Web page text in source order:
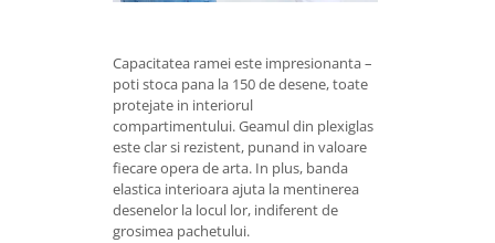
Capacitatea ramei este impresionanta –
poti stoca pana la 150 de desene, toate
protejate in interiorul
compartimentului. Geamul din plexiglas
este clar si rezistent, punand in valoare
fiecare opera de arta. In plus, banda
elastica interioara ajuta la mentinerea
desenelor la locul lor, indiferent de
grosimea pachetului.